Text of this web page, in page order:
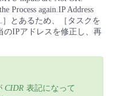
Process again.IP Address
とあるため、［タスクを
のIPアドレスを修正し、再
CIDR 表記になって